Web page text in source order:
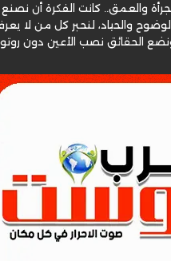
والعمق.. كانت الفكرة أن
والحياد، لنحبر كل من لا
الحقائق نصب الأعين دون